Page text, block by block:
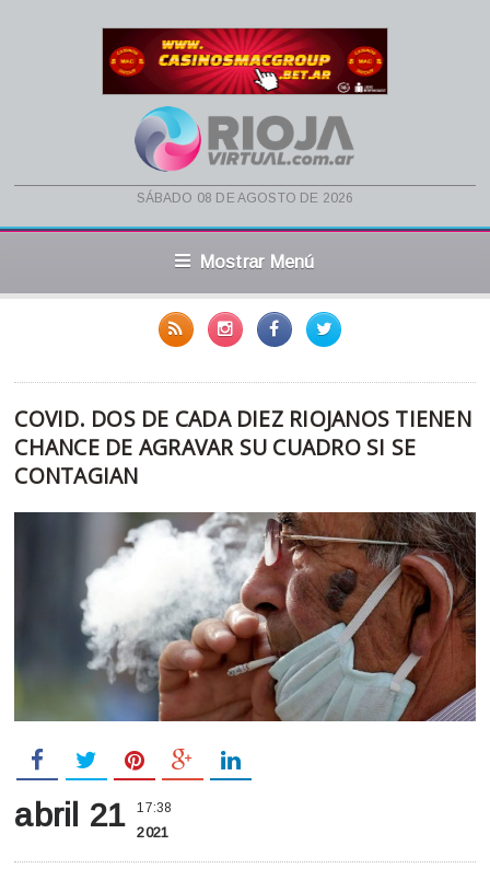
sábado 08 de agosto de 2026
Mostrar Menú
COVID. DOS DE CADA DIEZ RIOJANOS TIENEN
CHANCE DE AGRAVAR SU CUADRO SI SE
CONTAGIAN
abril 21 17:38
2021